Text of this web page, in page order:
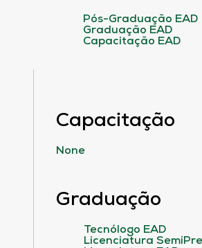
Pós-Graduação EAD
Graduação EAD
Capacitação EAD
Capacitação
None
Graduação
Tecnólogo EAD
Licenciatura